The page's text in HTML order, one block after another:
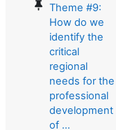
Theme #9:
How do we
identify the
critical
regional
needs for the
professional
development
of ...